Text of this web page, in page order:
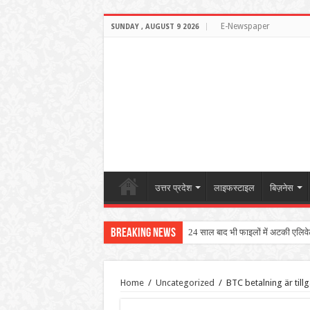
SUNDAY , AUGUST 9 2026 E-Newspaper
उत्तर प्रदेश लाइफस्टाइल बिज़नेस
Breaking News 24 साल बाद भी फाइलों में अटकी
Home / Uncategorized / BTC betalning är